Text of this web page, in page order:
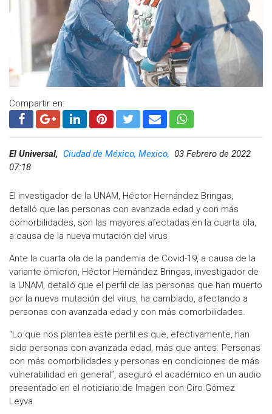
Compartir en:
El Universal, Ciudad de México, Mexico, 03 Febrero de 2022
07:18
El investigador de la UNAM, Héctor Hernández Bringas,
detalló que las personas con avanzada edad y con más
comorbilidades, son las mayores afectadas en la cuarta ola,
a causa de la nueva mutación del virus
Ante la cuarta ola de la pandemia de Covid-19, a causa de la
variante ómicron, Héctor Hernández Bringas, investigador de
la UNAM, detalló que el perfil de las personas que han muerto
por la nueva mutación del virus, ha cambiado, afectando a
personas con avanzada edad y con más comorbilidades.
“Lo que nos plantea este perfil es que, efectivamente, han
sido personas con avanzada edad, más que antes. Personas
con más comorbilidades y personas en condiciones de más
vulnerabilidad en general”, aseguró el académico en un audio
presentado en el noticiario de Imagen con Ciro Gómez
Leyva.